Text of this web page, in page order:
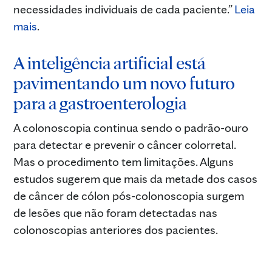
necessidades individuais de cada paciente.”Leia
mais.
A inteligência artificial está
pavimentando um novo futuro
para a gastroenterologia
A colonoscopia continua sendo o padrão-ouro
para detectar e prevenir o câncer colorretal.
Mas o procedimento tem limitações. Alguns
estudos sugerem que mais da metade dos casos
de câncer de cólon pós-colonoscopia surgem
de lesões que não foram detectadas nas
colonoscopias anteriores dos pacientes.